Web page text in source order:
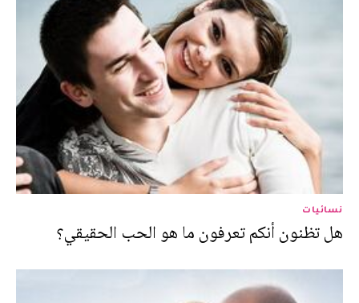
نسائيات
هل تظنون أنكم تعرفون ما هو الحب الحقيقي؟